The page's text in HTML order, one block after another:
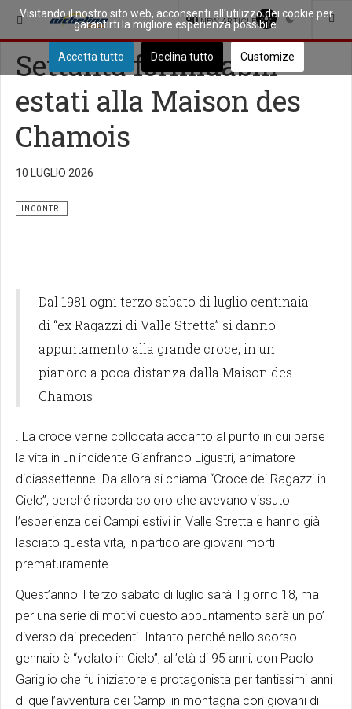
90 NEW ARTICLES
SEI QUI: PICCOLA CITTÀ INCONTRI
Settanta formidabili
estati alla Maison des
Chamois
10 LUGLIO 2026
INCONTRI
Dal 1981 ogni terzo sabato di luglio centinaia
di “ex Ragazzi di Valle Stretta” si danno
appuntamento alla grande croce, in un
pianoro a poca distanza dalla Maison des
Chamois
. La croce venne collocata accanto al punto in cui perse
la vita in un incidente Gianfranco Ligustri, animatore
diciassettenne. Da allora si chiama “Croce dei Ragazzi in
Cielo”, perché ricorda coloro che avevano vissuto
l’esperienza dei Campi estivi in Valle Stretta e hanno già
lasciato questa vita, in particolare giovani morti
prematuramente.
Quest’anno il terzo sabato di luglio sarà il giorno 18, ma
per una serie di motivi questo appuntamento sarà un po’
diverso dai precedenti. Intanto perché nello scorso
gennaio è “volato in Cielo”, all’età di 95 anni, don Paolo
Gariglio che fu iniziatore e protagonista per tantissimi anni
di quell’avventura dei Campi in montagna con giovani di
Visitando il nostro sito web, acconsenti all'utilizzo dei cookie per
garantirti la migliore esperienza possibile.
Accetta tutto Declina tutto Customize